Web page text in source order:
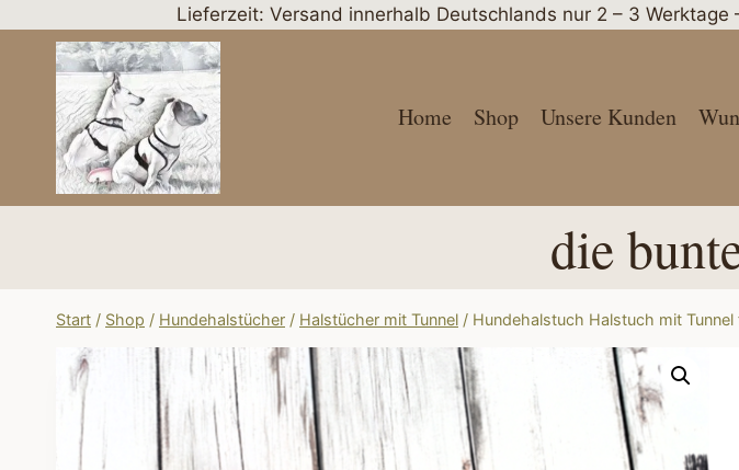
springen
Lieferzeit: Versand innerhalb Deutschlands nur 2 – 3
Home Shop Unsere Kunden
die
Start / Shop / Hundehalstücher / Halstücher mit Tunnel / Hundehalstuch Halstuch mit